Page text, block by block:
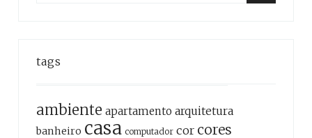
tags
ambiente apartamento arquitetura
banheiro casa computador cor cores